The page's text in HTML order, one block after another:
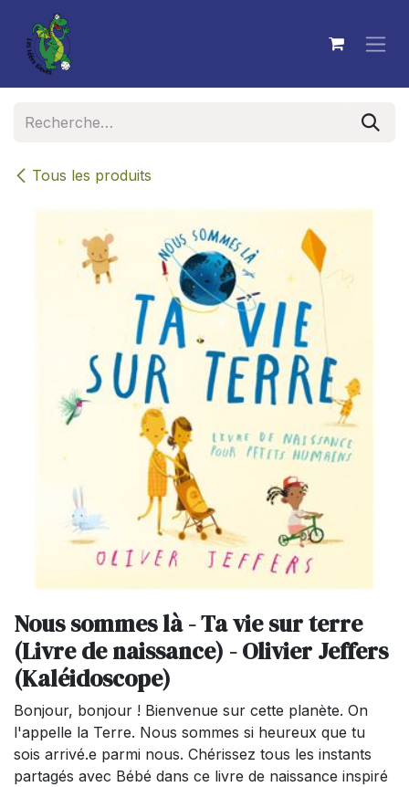
Se rendre au contenu
Tous les produits
Nous sommes là - Ta vie sur terre
(Livre de naissance) - Olivier Jeffers
(Kaléidoscope)
Bonjour, bonjour ! Bienvenue sur cette planète. On
l'appelle la Terre. Nous sommes si heureux que tu
sois arrivé.e parmi nous. Chérissez tous les instants
partagés avec Bébé dans ce livre de naissance inspiré